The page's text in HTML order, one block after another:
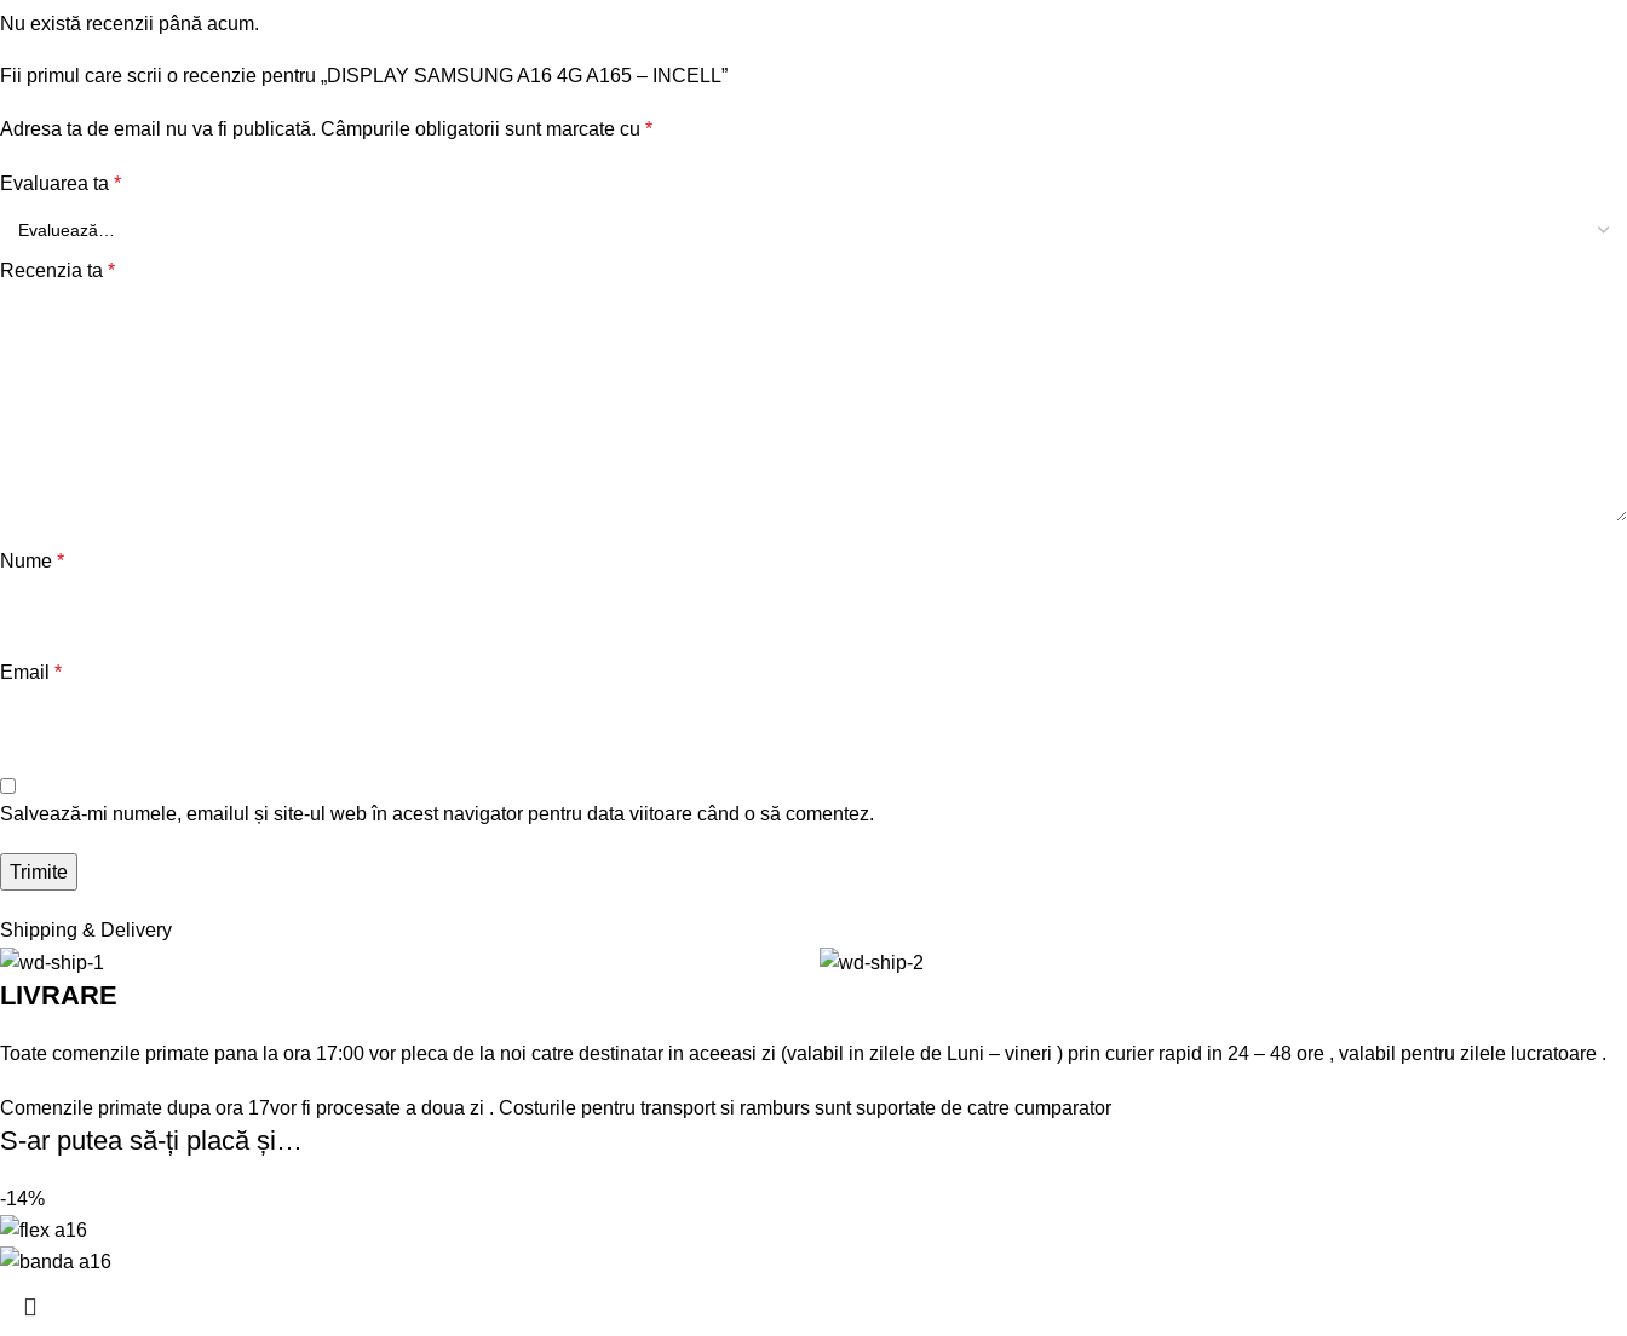
Nu există recenzii până acum.
Fii primul care scrii o recenzie pentru „DISPLAY SAMSUNG A16 4G A165 – INCELL”
Adresa ta de email nu va fi publicată. Câmpurile obligatorii sunt marcate cu *
Evaluarea ta *
Recenzia ta *
Nume *
Email *
Salvează-mi numele, emailul și site-ul web în acest navigator pentru data viitoare când o să comentez.
Shipping & Delivery
LIVRARE
Toate comenzile primate pana la ora 17:00 vor pleca de la noi catre destinatar in aceeasi zi (valabil in zilele de Luni – vineri ) prin curier rapid in 24 – 48 ore , valabil pentru zilele lucratoare .
Comenzile primate dupa ora 17vor fi procesate a doua zi . Costurile pentru transport si ramburs sunt suportate de catre cumparator
S-ar putea să-ți placă și…
-14%